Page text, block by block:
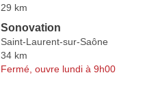
29 km
Sonovation
Saint-Laurent-sur-Saône
34 km
Fermé, ouvre lundi à 9h00